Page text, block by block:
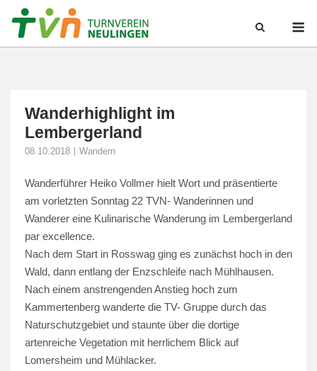
Wanderhighlight im
Lembergerland
08.10.2018 Wandern
Wanderführer Heiko Vollmer hielt Wort und präsentierte
am vorletzten Sonntag 22 TVN- Wanderinnen und
Wanderer eine Kulinarische Wanderung im Lembergerland
par excellence.
Nach dem Start in Rosswag ging es zunächst hoch in den
Wald, dann entlang der Enzschleife nach Mühlhausen.
Nach einem anstrengenden Anstieg hoch zum
Kammertenberg wanderte die TV- Gruppe durch das
Naturschutzgebiet und staunte über die dortige
artenreiche Vegetation mit herrlichem Blick auf
Lomersheim und Mühlacker.